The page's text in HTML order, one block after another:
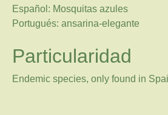
Español: Mosquitas azules
Portugués: ansarina-elegante
Particularidad
Endemic species, only found in